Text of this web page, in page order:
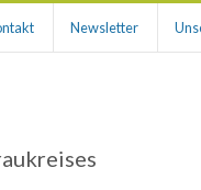
Newsletter